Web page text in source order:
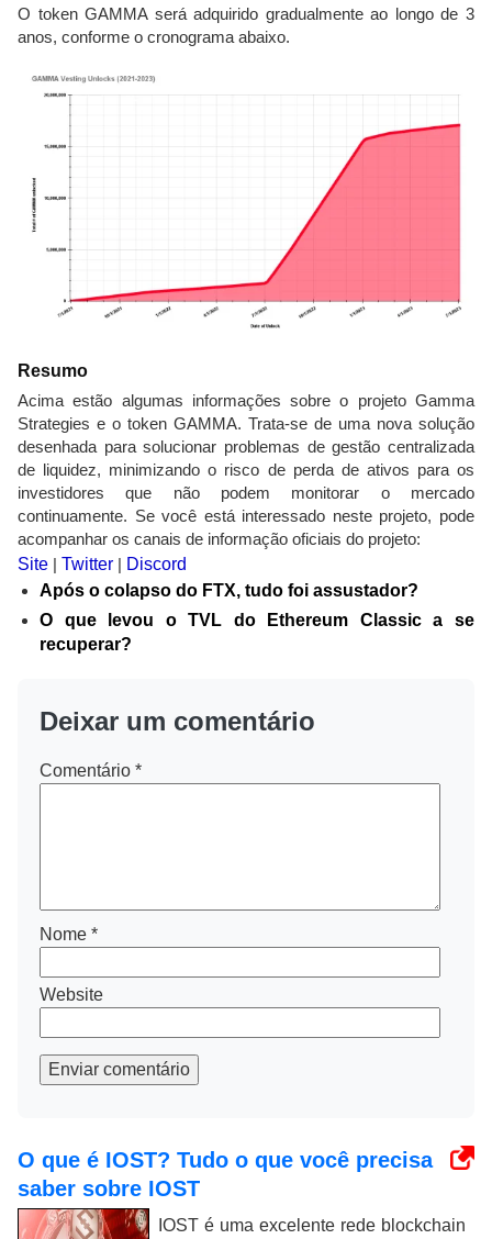
O token GAMMA será adquirido gradualmente ao longo de 3
anos, conforme o cronograma abaixo.
Resumo
Acima estão algumas informações sobre o projeto Gamma
Strategies e o token GAMMA. Trata-se de uma nova solução
desenhada para solucionar problemas de gestão centralizada
de liquidez, minimizando o risco de perda de ativos para os
investidores que não podem monitorar o mercado
continuamente. Se você está interessado neste projeto, pode
acompanhar os canais de informação oficiais do projeto:
Site
Twitter
Discord
Após o colapso do FTX, tudo foi assustador?
O que levou o TVL do Ethereum Classic a se
recuperar?
Deixar um comentário
Comentário *
Nome *
Website
Enviar comentário
O que é IOST? Tudo o que você precisa
saber sobre IOST
IOST é uma excelente rede blockchain